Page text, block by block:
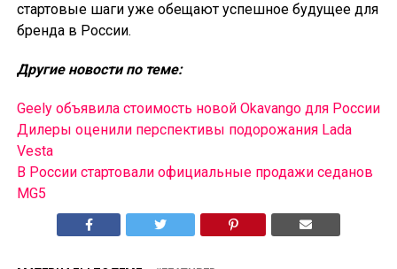
стартовые шаги уже обещают успешное будущее для
бренда в России.
Другие новости по теме:
Geely объявила стоимость новой Okavango для России
Дилеры оценили перспективы подорожания Lada
Vesta
В России cтартовали официальные продажи седанов
MG5